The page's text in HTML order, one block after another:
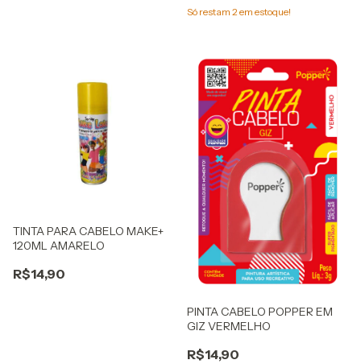
Só restam 2 em estoque!
TINTA PARA CABELO MAKE+
120ML AMARELO
R$14,90
PINTA CABELO POPPER EM
GIZ VERMELHO
R$14,90